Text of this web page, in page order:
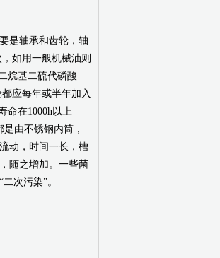
是轴承和齿轮，轴
如用一般机械油则
烷基二硫代磷酸
应每年或半年加入
命在1000h以上
由不锈钢内筒，
动，时间一长，槽
随之增加。一些菌
次污染”。